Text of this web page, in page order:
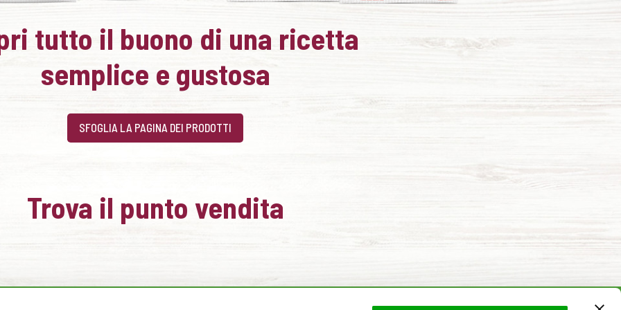
tutto il buono di una ricetta
semplice e gustosa
SFOGLIA LA PAGINA DEI PRODOTTI
Trova il punto vendita